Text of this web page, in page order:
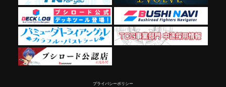
プライバシーポリシー